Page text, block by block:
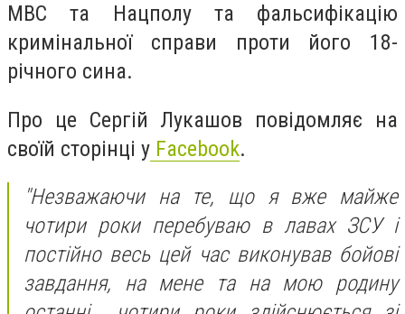
МВС та Нацполу та фальсифікацію
кримінальної справи проти його 18-
річного сина.
Про це Сергій Лукашов повідомляє на
своїй сторінці у Facebook.
"Незважаючи на те, що я вже майже
чотири роки перебуваю в лавах ЗСУ і
постійно весь цей час виконував бойові
завдання, на мене та на мою родину